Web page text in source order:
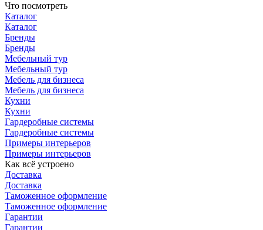
Что посмотреть
Каталог
Каталог
Бренды
Бренды
Мебельный тур
Мебельный тур
Мебель для бизнеса
Мебель для бизнеса
Кухни
Кухни
Гардеробные системы
Гардеробные системы
Примеры интерьеров
Примеры интерьеров
Как всё устроено
Доставка
Доставка
Таможенное оформление
Таможенное оформление
Гарантии
Гарантии